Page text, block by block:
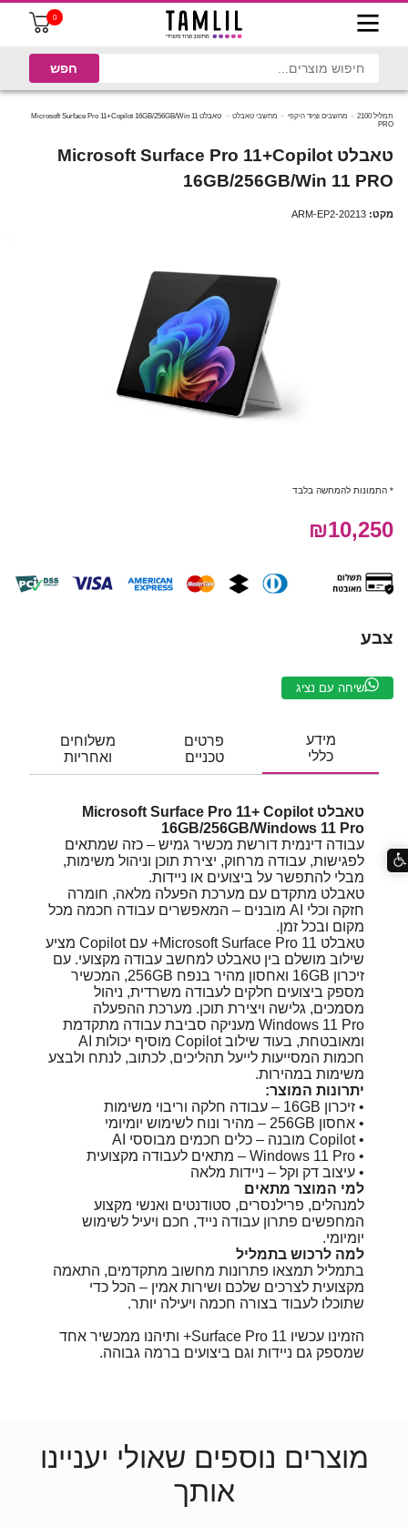
0
תמליל 2100 מחשבים וציוד היקפי מחשבי טאבלט
טאבלט Microsoft Surface Pro 11+Copilot 16GB/256GB/Win 11
PRO
טאבלט Microsoft Surface Pro 11+Copilot
16GB/256GB/Win 11 PRO
מקט: ARM-EP2-20213
* התמונות להמחשה בלבד
₪10,250
צבע
שיחה עם נציג
מידע
כללי
פרטים
טכניים
משלוחים
ואחריות
טאבלט Microsoft Surface Pro 11+ Copilot
16GB/256GB/Windows 11 Pro
עבודה דינמית דורשת מכשיר גמיש – כזה שמתאים
לפגישות, עבודה מרחוק, יצירת תוכן וניהול משימות,
מבלי להתפשר על ביצועים או ניידות.
טאבלט מתקדם עם מערכת הפעלה מלאה, חומרה
חזקה וכלי AI מובנים – המאפשרים עבודה חכמה מכל
מקום ובכל זמן.
טאבלט
Microsoft
Surface Pro 11+ עם Copilot מציע
שילוב מושלם בין טאבלט למחשב עבודה מקצועי. עם
זיכרון 16GB ואחסון מהיר בנפח 256GB, המכשיר
מספק ביצועים חלקים לעבודה משרדית, ניהול
מסמכים, גלישה ויצירת תוכן. מערכת ההפעלה
Windows 11 Pro מעניקה סביבת עבודה מתקדמת
ומאובטחת, בעוד שילוב Copilot מוסיף יכולות AI
חכמות המסייעות לייעל תהליכים, לכתוב, לנתח ולבצע
משימות במהירות.
יתרונות המוצר:
• זיכרון 16GB – עבודה חלקה וריבוי משימות
• אחסון 256GB – מהיר ונוח לשימוש יומיומי
• Copilot מובנה – כלים חכמים מבוססי AI
• Windows 11 Pro – מתאים לעבודה מקצועית
• עיצוב דק וקל – ניידות מלאה
למי המוצר מתאים
למנהלים, פרילנסרים, סטודנטים ואנשי מקצוע
המחפשים פתרון עבודה נייד, חכם ויעיל לשימוש
יומיומי.
למה לרכוש בתמליל
בתמליל תמצאו פתרונות מחשוב מתקדמים, התאמה
מקצועית לצרכים שלכם ושירות אמין – הכל כדי
שתוכלו לעבוד בצורה חכמה ויעילה יותר.
הזמינו עכשיו Surface Pro 11+ ותיהנו ממכשיר אחד
שמספק גם ניידות וגם ביצועים ברמה גבוהה.
מוצרים נוספים שאולי יעניינו
אותך